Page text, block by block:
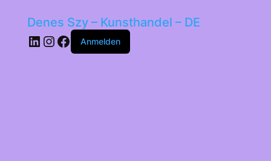
Denes Szy – Kunsthandel – DE
LinkedIn
Instagram
Facebook
Anmelden